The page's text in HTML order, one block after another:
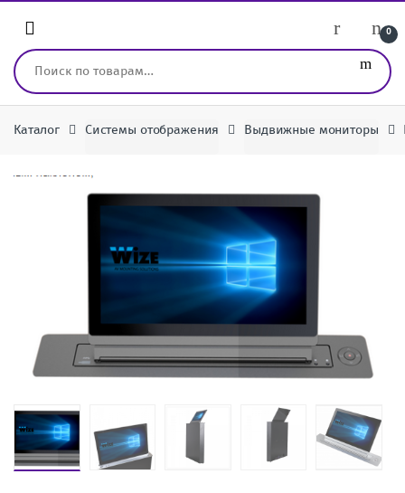
0
Искать:
Каталог Системы отображения Выдвижные мониторы